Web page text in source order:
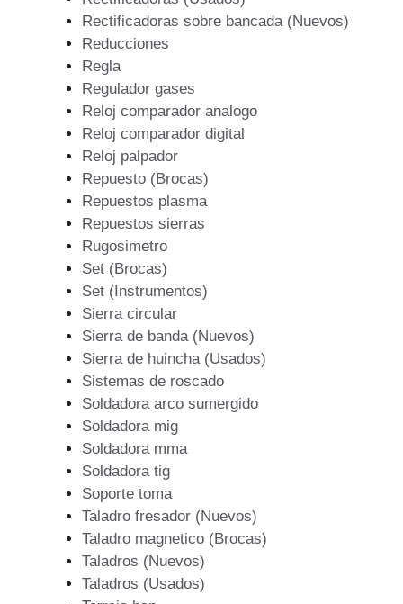
Rectificadoras sobre bancada (Nuevos)
Reducciones
Regla
Regulador gases
Reloj comparador analogo
Reloj comparador digital
Reloj palpador
Repuesto (Brocas)
Repuestos plasma
Repuestos sierras
Rugosimetro
Set (Brocas)
Set (Instrumentos)
Sierra circular
Sierra de banda (Nuevos)
Sierra de huincha (Usados)
Sistemas de roscado
Soldadora arco sumergido
Soldadora mig
Soldadora mma
Soldadora tig
Soporte toma
Taladro fresador (Nuevos)
Taladro magnetico (Brocas)
Taladros (Nuevos)
Taladros (Usados)